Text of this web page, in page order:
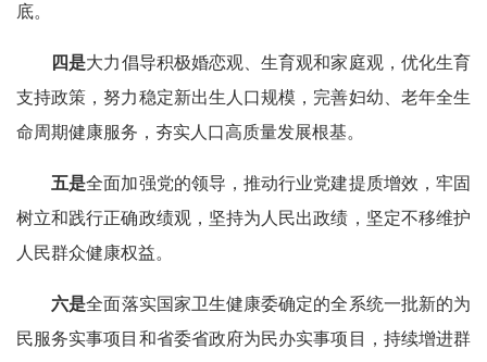
底。
四是大力倡导积极婚恋观、生育观和家庭观，优化生育
支持政策，努力稳定新出生人口规模，完善妇幼、老年全生
命周期健康服务，夯实人口高质量发展根基。
五是全面加强党的领导，推动行业党建提质增效，牢固
树立和践行正确政绩观，坚持为人民出政绩，坚定不移维护
人民群众健康权益。
六是全面落实国家卫生健康委确定的全系统一批新的为
民服务实事项目和省委省政府为民办实事项目，持续增进群